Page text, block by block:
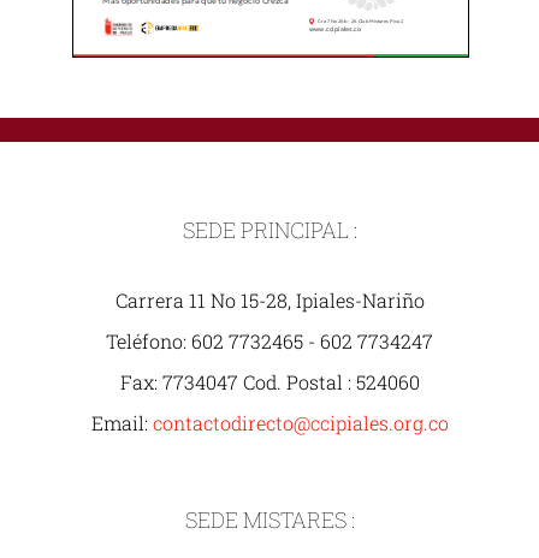
SEDE PRINCIPAL :
Carrera 11 No 15-28, Ipiales-Nariño
Teléfono: 602 7732465 - 602 7734247
Fax: 7734047 Cod. Postal : 524060
Email: contactodirecto@ccipiales.org.co
SEDE MISTARES :